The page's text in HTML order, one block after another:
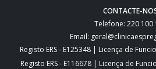
CONTACTE-
Telefone: 220 100
Email:
Registo ERS - E125348 | Licença de
Registo ERS - E116678 | Licença de